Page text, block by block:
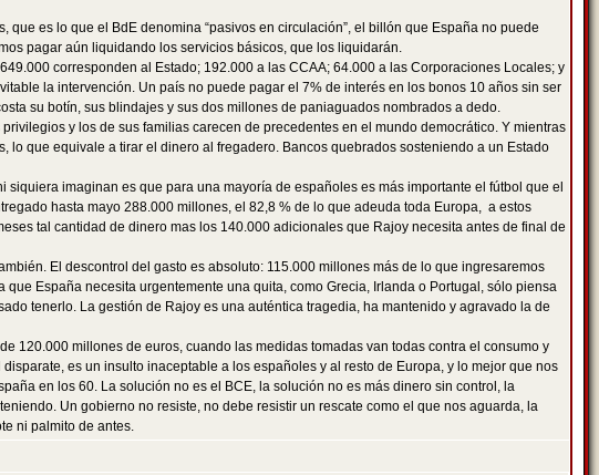
es lo que el BdE denomina “pasivos en circulación”, el billón que España no puede
pagar aún liquidando los servicios básicos, que los liquidarán.
corresponden al Estado; 192.000 a las CCAA; 64.000 a las Corporaciones Locales; y
la intervención. Un país no puede pagar el 7% de interés en los bonos 10 años sin ser
su botín, sus blindajes y sus dos millones de paniaguados nombrados a dedo.
y los de sus familias carecen de precedentes en el mundo democrático. Y mientras
que equivale a tirar el dinero al fregadero. Bancos quebrados sosteniendo a un Estado
imaginan es que para una mayoría de españoles es más importante el fútbol que el
hasta mayo 288.000 millones, el 82,8 % de lo que adeuda toda Europa, a estos
tal cantidad de dinero mas los 140.000 adicionales que Rajoy necesita antes de final de
El descontrol del gasto es absoluto: 115.000 millones más de lo que ingresaremos
España necesita urgentemente una quita, como Grecia, Irlanda o Portugal, sólo piensa
tenerlo. La gestión de Rajoy es una auténtica tragedia, ha mantenido y agravado la de
120.000 millones de euros, cuando las medidas tomadas van todas contra el consumo y
es un insulto inaceptable a los españoles y al resto de Europa, y lo mejor que nos
en los 60. La solución no es el BCE, la solución no es más dinero sin control, la
Un gobierno no resiste, no debe resistir un rescate como el que nos aguarda, la
ni palmito de antes.